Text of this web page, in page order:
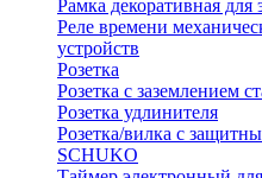
Рамка декоративная для
Реле времени
устройств
Розетка
Розетка с заземлением
Розетка удлинителя
Розетка/вилка с
SCHUKO